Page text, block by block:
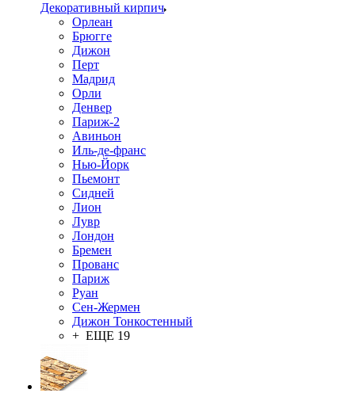
Декоративный кирпич
Орлеан
Брюгге
Дижон
Перт
Мадрид
Орли
Денвер
Париж-2
Авиньон
Иль-де-франс
Нью-Йорк
Пьемонт
Сидней
Лион
Лувр
Лондон
Бремен
Прованс
Париж
Руан
Сен-Жермен
Дижон Тонкостенный
+ ЕЩЕ 19